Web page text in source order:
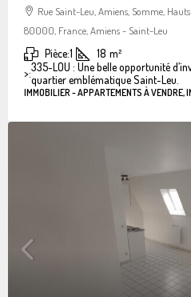
Rue Saint-Leu, Amiens, Somme,
80000, France, Amiens - Saint-Leu
Pièce:1 18 m²
>:335-LOU : Une belle opportunité
quartier emblématique Saint-Leu.
IMMOBILIER - APPARTEMENTS À VENDRE,